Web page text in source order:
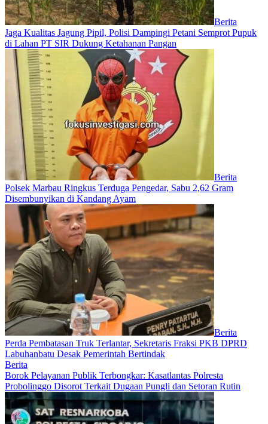
Berita
Jaga Kualitas Jagung Pipil, Polisi Dampingi Petani Semprot Pupuk
di Lahan PT SIR Dukung Ketahanan Pangan
Berita
Polsek Marbau Ringkus Terduga Pengedar, Sabu 2,62 Gram
Disembunyikan di Kandang Ayam
Berita
Perda Pembatasan Truk Terlantar, Sekretaris Fraksi PKB DPRD
Labuhanbatu Desak Pemerintah Bertindak
Berita
Borok Pelayanan Publik Terbongkar: Kasatlantas Polresta
Probolinggo Disorot Terkait Dugaan Pungli dan Setoran Rutin